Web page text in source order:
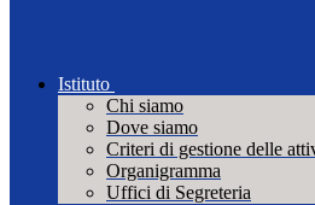
Istituto
Chi siamo
Dove siamo
Criteri di gestione delle
Organigramma
Uffici di Segreteria